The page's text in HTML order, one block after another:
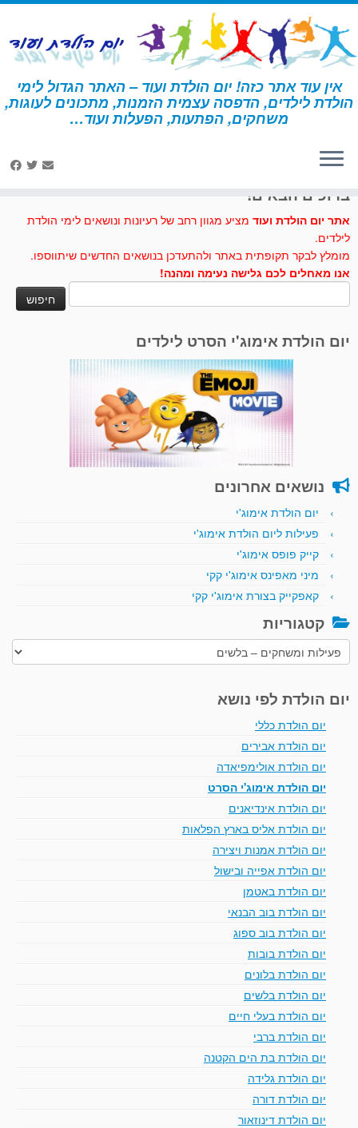
דלג
לתוכן
אין עוד אתר כזה! יום הולדת ועוד – האתר הגדול לימי
הולדת לילדים, הדפסה עצמית הזמנות, מתכונים לעוגות,
משחקים, הפתעות, הפעלות ועוד… דף הבית » בלשים » פעילות ומשחקים – בלשים
ברוכים הבאים!
אתר יום הולדת ועוד מציע מגוון רחב של רעיונות ונושאים לימי הולדת
לילדים.
מומלץ לבקר תקופתית באתר ולהתעדכן בנושאים החדשים שיתווספו.
אנו מאחלים לכם גלישה נעימה ומהנה!
יום הולדת אימוג'י הסרט לילדים
נושאים אחרונים
יום הולדת אימוג'י
פעילות ליום הולדת אימוג'י
קייק פופס אימוג'י
מיני מאפינס אימוג'י קקי
קאפקייק בצורת אימוג'י קקי
קטגוריות
קטגוריות
יום הולדת לפי נושא
יום הולדת כללי
יום הולדת אבירים
יום הולדת אולימפיאדה
יום הולדת אימוג'י הסרט
יום הולדת אינדיאנים
יום הולדת אליס בארץ הפלאות
יום הולדת אמנות ויצירה
יום הולדת אפייה ובישול
יום הולדת באטמן
יום הולדת בוב הבנאי
יום הולדת בוב ספוג
יום הולדת בובות
יום הולדת בלונים
יום הולדת בלשים
יום הולדת בעלי חיים
יום הולדת ברבי
יום הולדת בת הים הקטנה
יום הולדת גלידה
יום הולדת דורה
יום הולדת דינוזאור